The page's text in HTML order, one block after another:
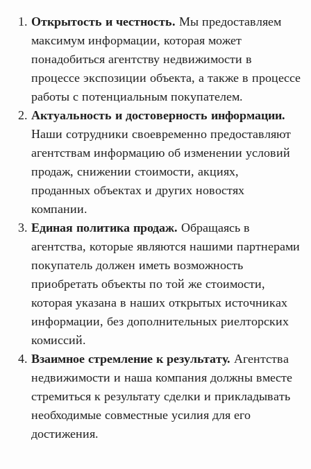
Открытость и честность. Мы предоставляем
максимум информации, которая может
понадобиться агентству недвижимости в
процессе экспозиции объекта, а также в процессе
работы с потенциальным покупателем.
Актуальность и достоверность информации.
Наши сотрудники своевременно предоставляют
агентствам информацию об изменении условий
продаж, снижении стоимости, акциях,
проданных объектах и других новостях
компании.
Единая политика продаж. Обращаясь в
агентства, которые являются нашими партнерами
покупатель должен иметь возможность
приобретать объекты по той же стоимости,
которая указана в наших открытых источниках
информации, без дополнительных риелторских
комиссий.
Взаимное стремление к результату. Агентства
недвижимости и наша компания должны вместе
стремиться к результату сделки и прикладывать
необходимые совместные усилия для его
достижения.